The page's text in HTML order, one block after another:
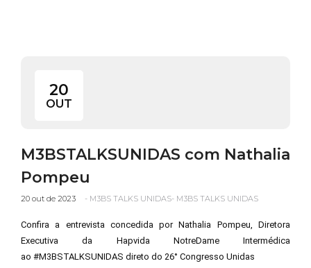
20
OUT
M3BSTALKSUNIDAS com Nathalia
Pompeu
20 out de 2023 - M3BS TALKS UNIDAS- M3BS TALKS UNIDAS
Confira a entrevista concedida por Nathalia Pompeu, Diretora
Executiva da Hapvida NotreDame Intermédica
ao #M3BSTALKSUNIDAS direto do 26° Congresso Unidas